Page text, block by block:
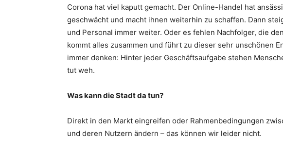
Corona hat viel kaputt gemacht. Der Online-Handel hat
geschwächt und macht ihnen weiterhin zu schaffen. Dann
und Personal immer weiter. Oder es fehlen Nachfolger, die
kommt alles zusammen und führt zu dieser sehr unschönen
immer denken: Hinter jeder Geschäftsaufgabe stehen
tut weh.
Was kann die Stadt da tun?
Direkt in den Markt eingreifen oder Rahmenbedingungen
und deren Nutzern ändern – das können wir leider nicht.